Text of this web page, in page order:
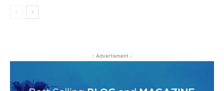
- Advertisment -